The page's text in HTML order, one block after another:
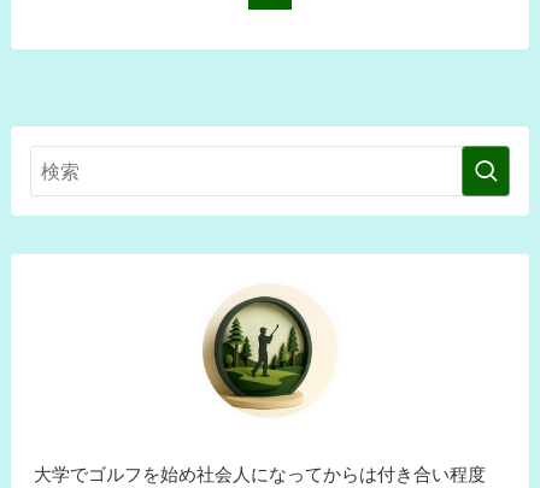
大学でゴルフを始め社会人になってからは付き合い程度